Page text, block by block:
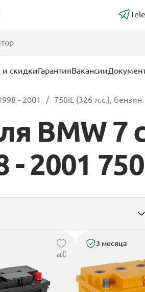
скидкиГарантияВакансии
- 2001 750iL (326 л.с.), бензин
BMW 7
- 2001
3 месяца